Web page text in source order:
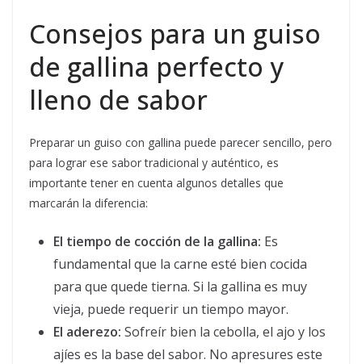
Consejos para un guiso
de gallina perfecto y
lleno de sabor
Preparar un guiso con gallina puede parecer sencillo, pero
para lograr ese sabor tradicional y auténtico, es
importante tener en cuenta algunos detalles que
marcarán la diferencia:
El tiempo de cocción de la gallina: Es
fundamental que la carne esté bien cocida
para que quede tierna. Si la gallina es muy
vieja, puede requerir un tiempo mayor.
El aderezo: Sofreír bien la cebolla, el ajo y los
ajíes es la base del sabor. No apresures este